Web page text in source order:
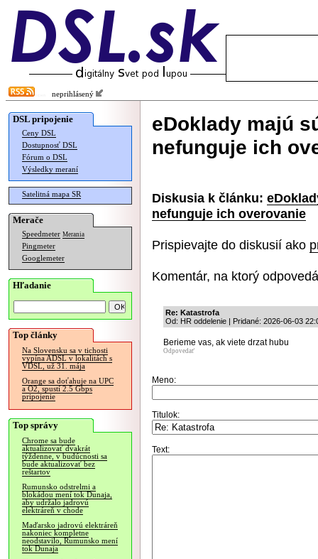
neprihlásený
DSL pripojenie
Ceny DSL
Dostupnosť DSL
Fórum o DSL
Výsledky meraní
Satelitná mapa SR
Merače
Speedmeter Merania
Pingmeter
Googlemeter
Hľadanie
Top články
Na Slovensku sa v tichosti
vypína ADSL v lokalitách s
VDSL, už 31. mája
Orange sa doťahuje na UPC
a O2, spustí 2.5 Gbps
pripojenie
Top správy
Chrome sa bude
aktualizovať dvakrát
týždenne, v budúcnosti sa
bude aktualizovať bez
reštartov
Rumunsko odstrelmi a
blokádou mení tok Dunaja,
aby udržalo jadrovú
elektráreň v chode
Maďarsko jadrovú elektráreň
nakoniec kompletne
neodstavilo, Rumunsko mení
tok Dunaja
eDoklady majú
nefunguje ich
Diskusia k článku:
nefunguje ich overovanie
Prispievajte do diskusií ako
Komentár, na ktorý
Re: Katastrofa
Od: HR oddelenie | Pridané: 2026-06-03
Berieme vas, ak viete drzat hubu
Odpovedať
Meno:
Titulok:
Text: